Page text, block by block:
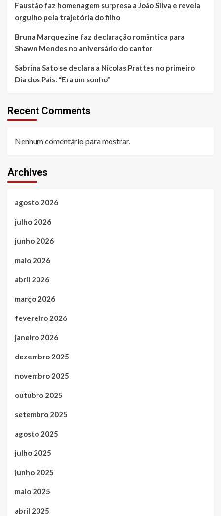
Faustão faz homenagem surpresa a João Silva e revela
orgulho pela trajetória do filho
Bruna Marquezine faz declaração romântica para
Shawn Mendes no aniversário do cantor
Sabrina Sato se declara a Nicolas Prattes no primeiro
Dia dos Pais: “Era um sonho”
Recent Comments
Nenhum comentário para mostrar.
Archives
agosto 2026
julho 2026
junho 2026
maio 2026
abril 2026
março 2026
fevereiro 2026
janeiro 2026
dezembro 2025
novembro 2025
outubro 2025
setembro 2025
agosto 2025
julho 2025
junho 2025
maio 2025
abril 2025